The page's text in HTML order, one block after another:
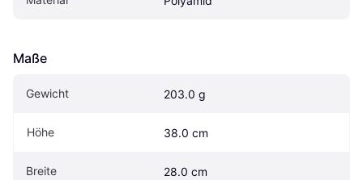
Maße
Gewicht 203.0 g
Höhe 38.0 cm
Breite 28.0 cm